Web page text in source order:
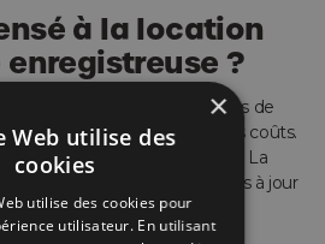
à la location
enregistreuse ?
enregistreuse
permet plus de
trésorerie en répartissant les coûts.
incluse pour plus de sérénité. La
de disposer d'équipements à jour
×
Web utilise des
cookies
utilise des cookies pour
utilisateur. En utilisant